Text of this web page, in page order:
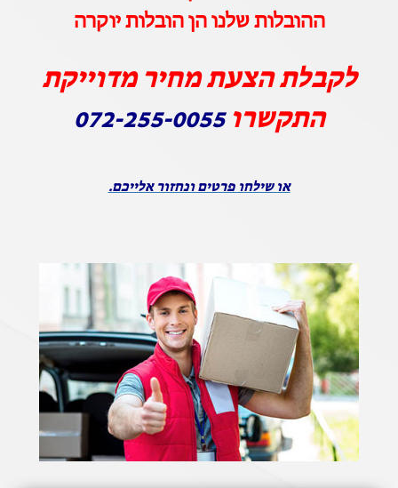
ההובלות שלנו הן הובלות יוקרה
לקבלת הצעת מחיר מדוייקת
התקשרו072-255-0055
או שילחו פרטים ונחזור אלייכם.